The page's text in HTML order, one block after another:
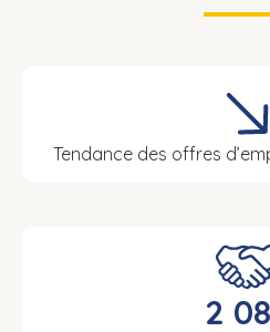
Tendance des offres
2